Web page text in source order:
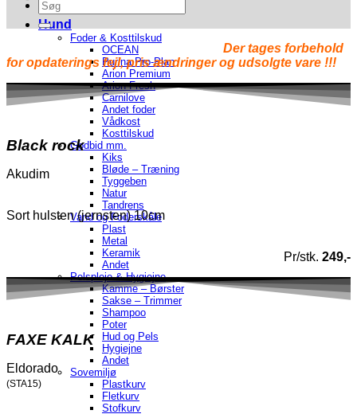
Hund
Foder & Kosttilskud
OCEAN
Purina Pro-Plan
Arion Premium
Arion Fresh
Carnilove
Andet foder
Vådkost
Kosttilskud
Godbid mm.
Kiks
Bløde – Træning
Tyggeben
Natur
Tandrens
Vand og Foderskåle
Plast
Metal
Keramik
Andet
Pelspleje & Hygiejne
Kamme – Børster
Sakse – Trimmer
Shampoo
Poter
Hud og Pels
Hygiejne
Andet
Sovemiljø
Plastkurv
Fletkurv
Stofkurv
Der tages forbehold
for opdaterings fejl, pris ændringer og udsolgte vare !!!
Black rock
Akudim
Sort hulsten (jernsten) 10cm
Pr/stk. 249,-
FAXE KALK
Eldorado
(STA15)